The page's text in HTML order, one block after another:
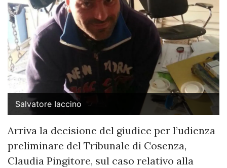
Salvatore Iaccino
Arriva la decisione del giudice per l’udienza
preliminare del Tribunale di Cosenza,
Claudia Pingitore, sul caso relativo alla